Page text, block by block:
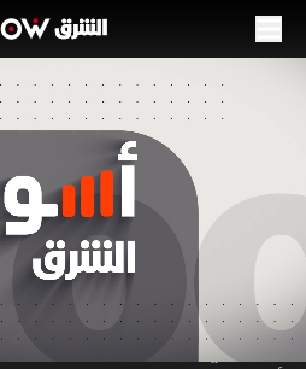
وأرامكو تراهن على الذكاء
01:41:48 اقتصاد
فقد مؤشر تاسي مستوى
القطاعات القيادية. فيما توقعت أرامكو
الاصطناعي ومراكز البيانات نمو الطلب